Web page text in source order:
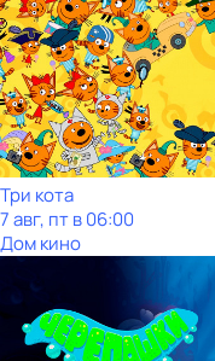
Три кота
7 авг, пт в 06:00
Дом кино